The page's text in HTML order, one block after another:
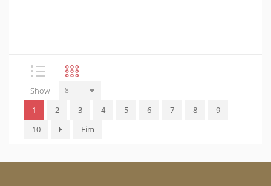
Show
1
2 3 4 5 6 7 8
9
10
Fim